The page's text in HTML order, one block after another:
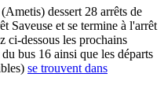
dessert 28 arrêts de
Saveuse et se termine à l'arrêt
ci-dessous les prochains
bus 16 ainsi que les départs
se trouvent dans